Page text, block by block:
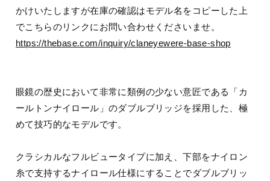
かけいたしますが在庫の確認はモデル名をコピーした上
でこちらのリンクにお問い合わせくださいませ。
https://thebase.com/inquiry/claneyewere-base-shop
眼鏡の歴史において非常に類例の少ない意匠である「カ
ールトンナイロール」のダブルブリッジを採用した、極
めて技巧的なモデルです。
クラシカルなフルビュータイプに加え、下部をナイロン
糸で支持するナイロール仕様にすることでダブルブリッ